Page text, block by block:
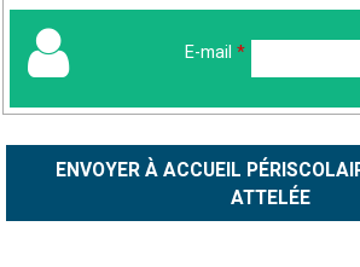
E-mail *